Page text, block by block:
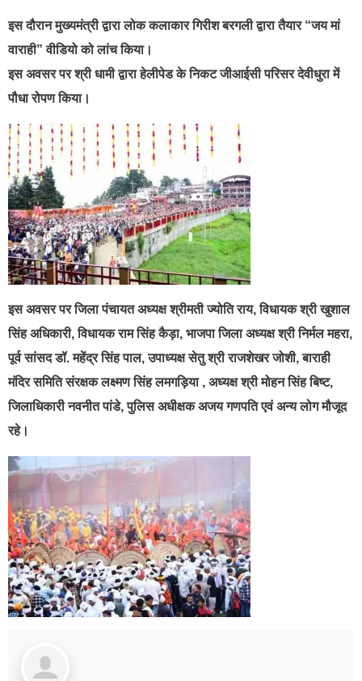
इस दौरान मुख्यमंत्री द्वारा लोक कलाकार गिरीश बरगली द्वारा तैयार “जय मां
वाराही” वीडियो को लांच किया।
इस अवसर पर श्री धामी द्वारा हेलीपेड के निकट जीआईसी परिसर देवीधुरा में
पौधा रोपण किया।
इस अवसर पर जिला पंचायत अध्यक्ष श्रीमती ज्योति राय, विधायक श्री खुशाल
सिंह अधिकारी, विधायक राम सिंह कैड़ा, भाजपा जिला अध्यक्ष श्री निर्मल महरा,
पूर्व सांसद डॉ. महेंद्र सिंह पाल, उपाध्यक्ष सेतु श्री राजशेखर जोशी, बाराही
मंदिर समिति संरक्षक लक्ष्मण सिंह लमगड़िया , अध्यक्ष श्री मोहन सिंह बिष्ट,
जिलाधिकारी नवनीत पांडे, पुलिस अधीक्षक अजय गणपति एवं अन्य लोग मौजूद
रहे।